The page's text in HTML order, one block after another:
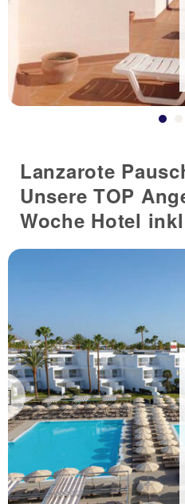
Lanzarote
Unsere TOP
Woche Hotel
Previous